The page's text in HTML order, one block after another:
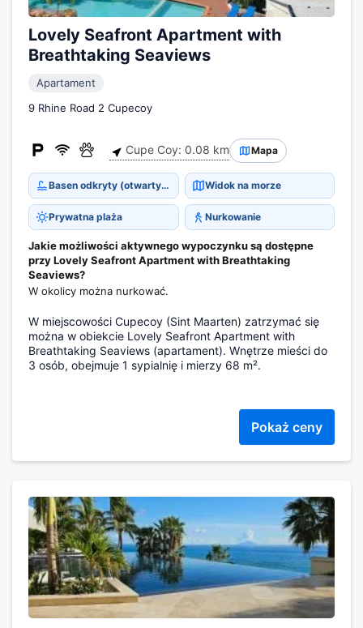
Lovely Seafront Apartment with
Breathtaking Seaviews
Apartament
9 Rhine Road 2 Cupecoy
Cupe Coy: 0.08 km Mapa
Basen odkryty (otwarty cały rok) Widok na morze
Prywatna plaża Nurkowanie
Jakie możliwości aktywnego wypoczynku są dostępne
przy Lovely Seafront Apartment with Breathtaking
Seaviews?
W okolicy można nurkować.
W miejscowości Cupecoy (Sint Maarten) zatrzymać się
można w obiekcie Lovely Seafront Apartment with
Breathtaking Seaviews (apartament). Wnętrze mieści do
3 osób, obejmuje 1 sypialnię i mierzy 68 m².
Pokaż ceny